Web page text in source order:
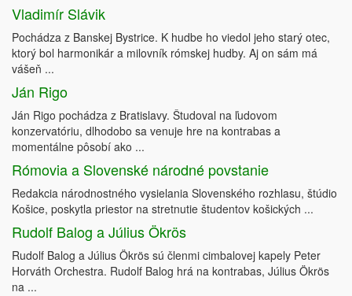
Vladimír Slávik
Pochádza z Banskej Bystrice. K hudbe ho viedol jeho starý otec,
ktorý bol harmonikár a milovník rómskej hudby. Aj on sám má
vášeň ...
Ján Rigo
Ján Rigo pochádza z Bratislavy. Študoval na ľudovom
konzervatóriu, dlhodobo sa venuje hre na kontrabas a
momentálne pôsobí ako ...
Rómovia a Slovenské národné povstanie
Redakcia národnostného vysielania Slovenského rozhlasu, štúdio
Košice, poskytla priestor na stretnutie študentov košických ...
Rudolf Balog a Július Ökrös
Rudolf Balog a Július Ökrös sú členmi cimbalovej kapely Peter
Horváth Orchestra. Rudolf Balog hrá na kontrabas, Július Ökrös
na ...